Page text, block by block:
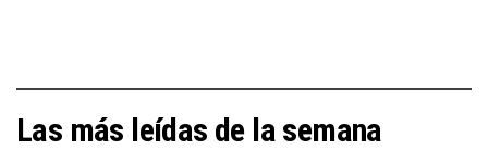
Las más leídas de la semana